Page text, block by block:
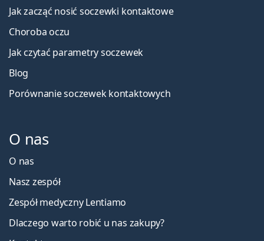
Jak zacząć nosić soczewki kontaktowe
Choroba oczu
Jak czytać parametry soczewek
Blog
Porównanie soczewek kontaktowych
O nas
O nas
Nasz zespół
Zespół medyczny Lentiamo
Dlaczego warto robić u nas zakupy?